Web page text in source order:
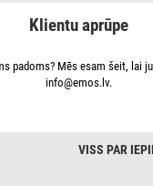
VISS PAR
Klientu aprūpe
padoms? Mēs esam šeit, lai
info@emos.lv.